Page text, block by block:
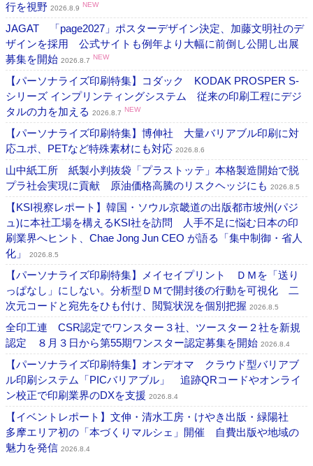
行を視野 2026.8.9 NEW
JAGAT 「page2027」ポスターデザイン決定、加藤文明社のデ
ザインを採用 公式サイトも例年より大幅に前倒し公開し出展
募集を開始 2026.8.7 NEW
【パーソナライズ印刷特集】コダック KODAK PROSPER S-
シリーズ インプリンティングシステム 従来の印刷工程にデジ
タルの力を加える 2026.8.7 NEW
【パーソナライズ印刷特集】博伸社 大量バリアブル印刷に対
応ユポ、PETなど特殊素材にも対応 2026.8.6
山中紙工所 紙製小判抜袋「プラストッテ」本格製造開始で脱
プラ社会実現に貢献 原油価格高騰のリスクヘッジにも 2026.8.5
【KSI視察レポート】韓国・ソウル京畿道の出版都市坡州(パジ
ュ)に本社工場を構えるKSI社を訪問 人手不足に悩む日本の印
刷業界へヒント、Chae Jong Jun CEO が語る「集中制御・省人
化」
2026.8.5
【パーソナライズ印刷特集】メイセイプリント ＤＭを「送り
っぱなし」にしない。分析型ＤＭで開封後の行動を可視化 二
次元コードと宛先をひも付け、閲覧状況を個別把握 2026.8.5
全印工連 CSR認定でワンスター３社、ツースター２社を新規
認定 ８月３日から第55期ワンスター認定募集を開始 2026.8.4
【パーソナライズ印刷特集】オンデオマ クラウド型バリアブ
ル印刷システム「PICバリアブル」 追跡QRコードやオンライ
ン校正で印刷業界のDXを支援 2026.8.4
【イベントレポート】文伸・清水工房・けやき出版・緑陽社
多摩エリア初の「本づくりマルシェ」開催 自費出版や地域の
魅力を発信 2026.8.4